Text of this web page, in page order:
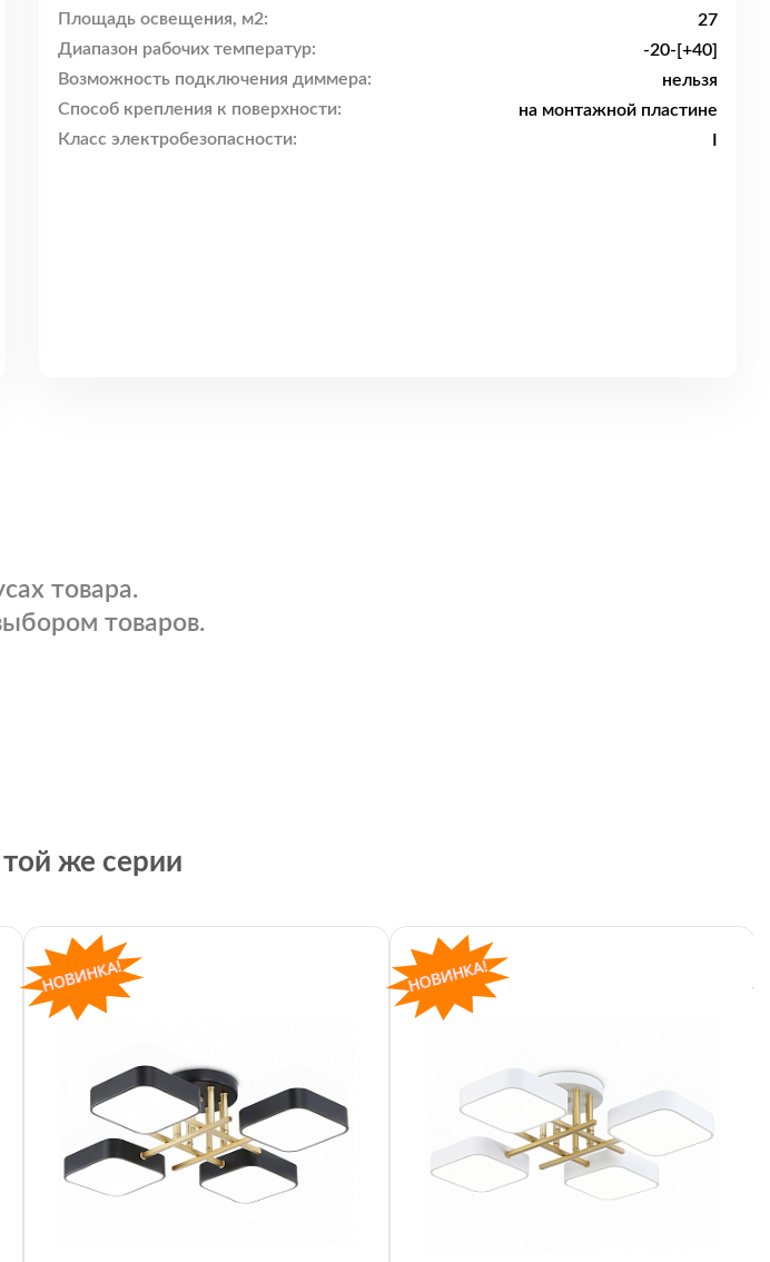
Площадь освещения, м2:
27
Диапазон рабочих температур:
-20-[+40]
Возможность подключения диммера:
нельзя
Способ крепления к поверхности:
на монтажной пластине
Класс электробезопасности:
I
товара.
товаров.
же серии